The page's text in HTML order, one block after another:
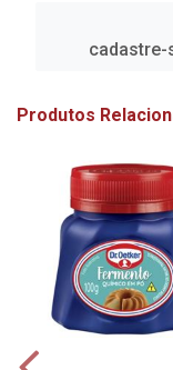
cadastre-
Produtos